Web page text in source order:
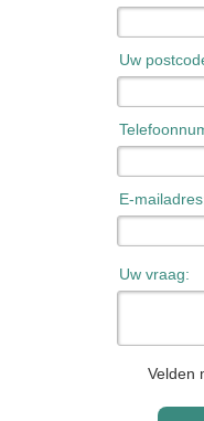
Uw
E-
Uw vraag:
Velden